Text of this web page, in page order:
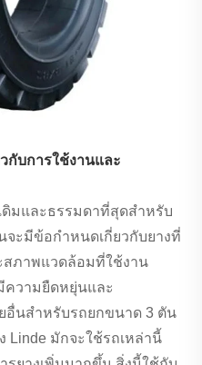
กับการใช้งานและ
ดิมและธรรมดาที่สุดสำหรับ
ะมีข้อกำหนดเกี่ยวกับยางที่
ภาพแวดล้อมที่ใช้งาน
ความยืดหยุ่นและ
อื่นสำหรับรถยกขนาด 3 ตัน
มักจะใช้รถเหล่านี้